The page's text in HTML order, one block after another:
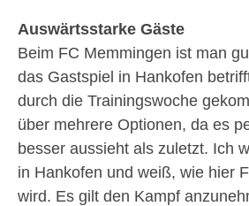
Auswärtsstarke Gäste
Beim FC Memmingen ist man
das Gastspiel in Hankofen
durch die Trainingswoche
über mehrere Optionen, da es
besser aussieht als zuletzt. Ich
in Hankofen und weiß, wie hier
wird. Es gilt den Kampf